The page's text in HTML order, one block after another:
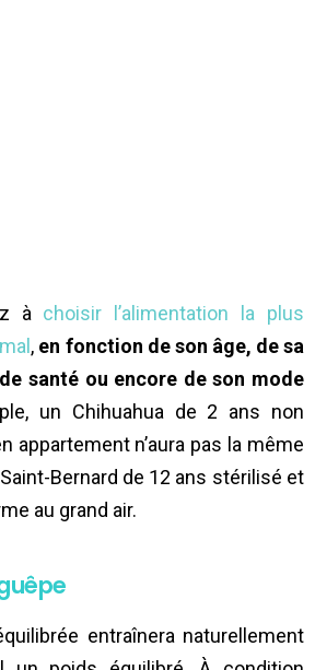
à choisir l’alimentation la plus
, en fonction de son âge, de sa
santé ou encore de son mode
un Chihuahua de 2 ans non
appartement n’aura pas la même
Bernard de 12 ans stérilisé et
au grand air.
entraînera naturellement